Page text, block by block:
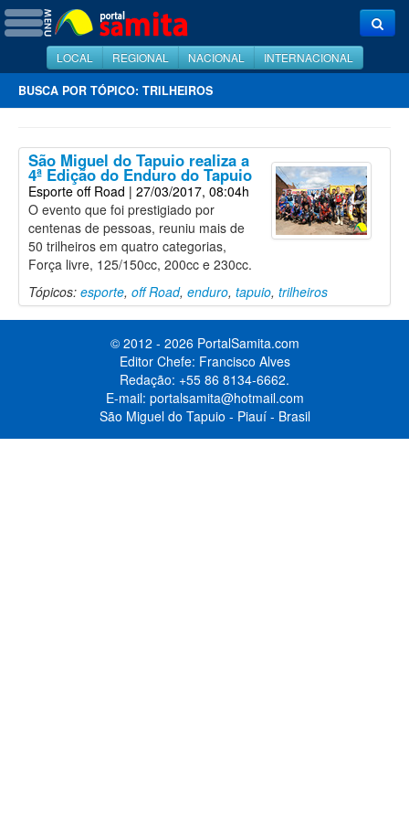
LOCAL REGIONAL NACIONAL INTERNACIONAL
BUSCA POR TÓPICO: TRILHEIROS
São Miguel do Tapuio realiza a
4ª Edição do Enduro do Tapuio
Esporte off Road | 27/03/2017, 08:04h
O evento que foi prestigiado por
centenas de pessoas, reuniu mais de
50 trilheiros em quatro categorias,
Força livre, 125/150cc, 200cc e 230cc.
Tópicos: esporte, off Road, enduro, tapuio, trilheiros
© 2012 - 2026 PortalSamita.com
Editor Chefe: Francisco Alves
Redação: +55 86 8134-6662.
E-mail: portalsamita@hotmail.com
São Miguel do Tapuio - Piauí - Brasil